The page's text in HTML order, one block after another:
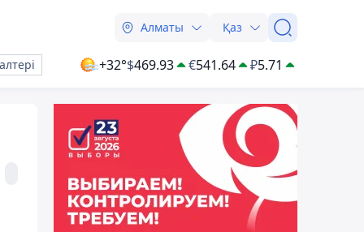
Алматы Қаз
+32°$469.93 €541.64 ₽5.71